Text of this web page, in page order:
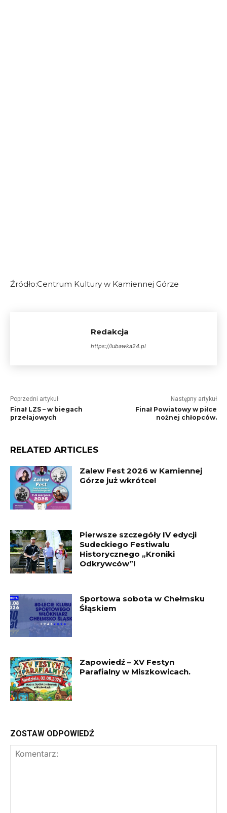
Źródło:Centrum Kultury w Kamiennej Górze
Redakcja
https://lubawka24.pl
Poprzedni artykuł
Finał LZS – w biegach
przełajowych
Następny artykuł
Finał Powiatowy w piłce
nożnej chłopców.
RELATED ARTICLES
Zalew Fest 2026 w Kamiennej
Górze już wkrótce!
Pierwsze szczegóły IV edycji
Sudeckiego Festiwalu
Historycznego „Kroniki
Odkrywców”!
Sportowa sobota w Chełmsku
Śłąskiem
Zapowiedź – XV Festyn
Parafialny w Miszkowicach.
ZOSTAW ODPOWIEDŹ